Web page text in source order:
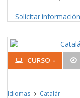
Solicitar información
CURSO -
Idiomas Catalán